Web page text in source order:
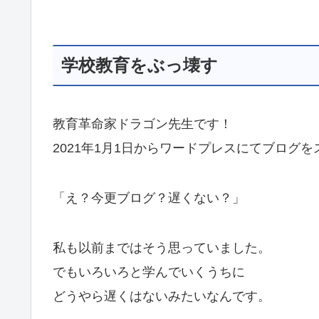
学校教育をぶっ壊す
教育革命家ドラゴン先生です！
2021年1月1日からワードプレスにてブログを
「え？今更ブログ？遅くない？」
私も以前まではそう思っていました。
でもいろいろと学んでいくうちに
どうやら遅くはないみたいなんです。